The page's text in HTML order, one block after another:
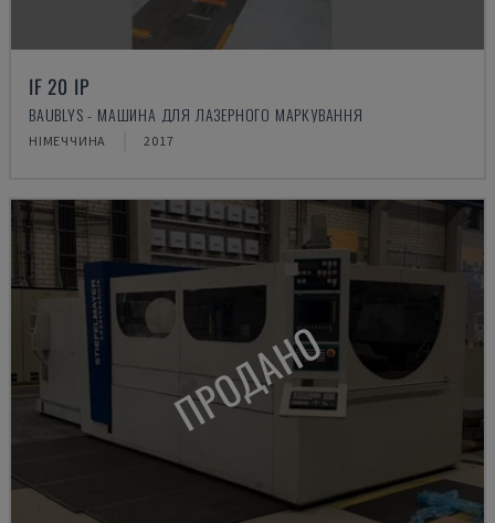
IF 20 IP
BAUBLYS - МАШИНА ДЛЯ ЛАЗЕРНОГО МАРКУВАННЯ
НІМЕЧЧИНА 2017
ПРОДАНО